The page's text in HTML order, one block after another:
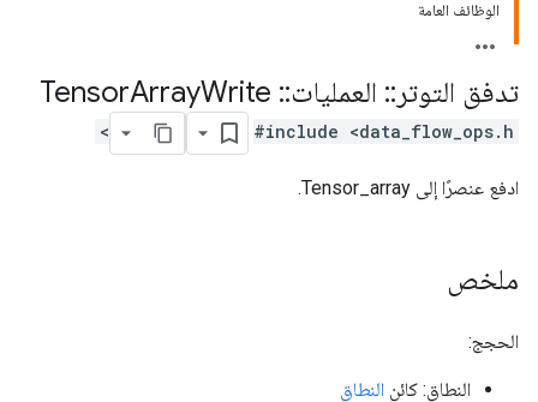
الوظائف العامة
تدفق التوتر :: العمليات::
ArrayWrite
#include <data_flow_ops.h>
ادفع عنصرًا إلى Tensor_array.
ملخص
الحجج:
النطاق: كائن النطاق